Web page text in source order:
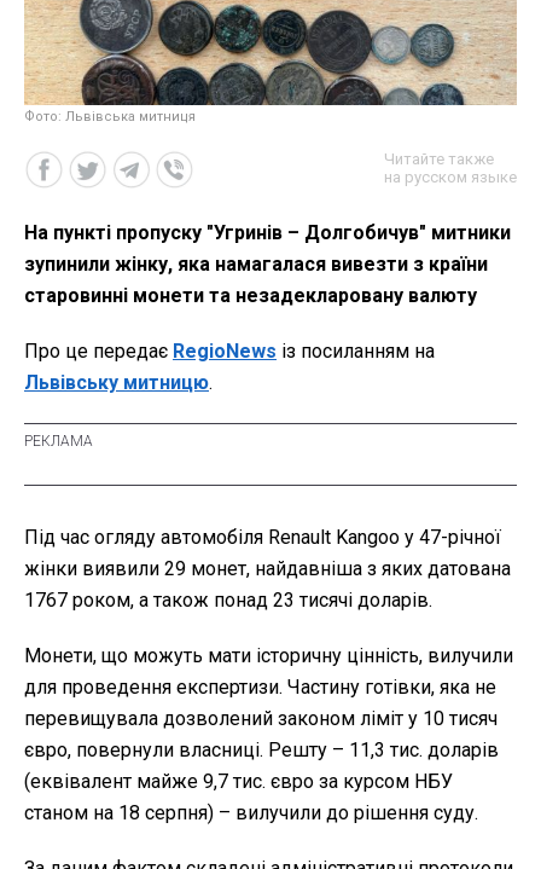
Фото: Львівська митниця
Читайте также
на русском языке
На пункті пропуску "Угринів – Долгобичув" митники
зупинили жінку, яка намагалася вивезти з країни
старовинні монети та незадекларовану валюту
Про це передає RegioNews із посиланням на
Львівську митницю.
Під час огляду автомобіля Renault Kangoo у 47-річної
жінки виявили 29 монет, найдавніша з яких датована
1767 роком, а також понад 23 тисячі доларів.
Монети, що можуть мати історичну цінність, вилучили
для проведення експертизи. Частину готівки, яка не
перевищувала дозволений законом ліміт у 10 тисяч
євро, повернули власниці. Решту – 11,3 тис. доларів
(еквівалент майже 9,7 тис. євро за курсом НБУ
станом на 18 серпня) – вилучили до рішення суду.